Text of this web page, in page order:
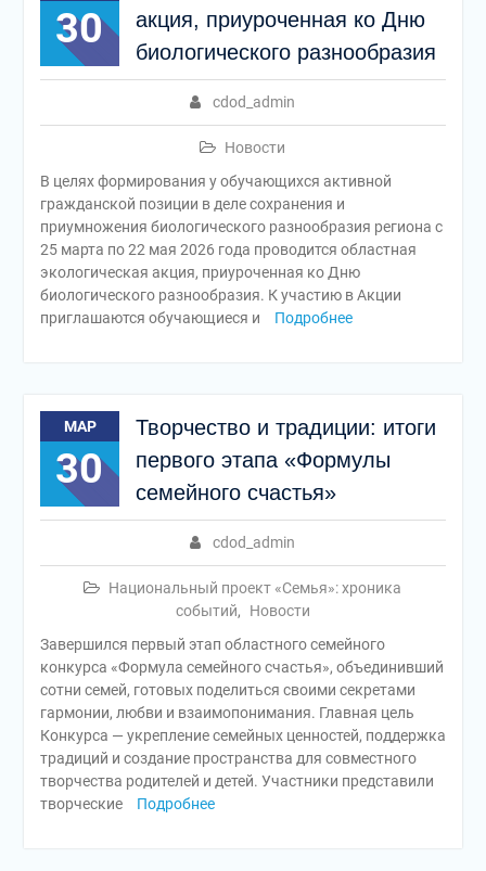
30
акция, приуроченная ко Дню
биологического разнообразия
cdod_admin
Новости
В целях формирования у обучающихся активной
гражданской позиции в деле сохранения и
приумножения биологического разнообразия региона с
25 марта по 22 мая 2026 года проводится областная
экологическая акция, приуроченная ко Дню
биологического разнообразия. К участию в Акции
приглашаются обучающиеся и
Подробнее
МАР
30
Творчество и традиции: итоги
первого этапа «Формулы
семейного счастья»
cdod_admin
Национальный проект «Семья»: хроника
событий,
Новости
Завершился первый этап областного семейного
конкурса «Формула семейного счастья», объединивший
сотни семей, готовых поделиться своими секретами
гармонии, любви и взаимопонимания. Главная цель
Конкурса — укрепление семейных ценностей, поддержка
традиций и создание пространства для совместного
творчества родителей и детей. Участники представили
творческие
Подробнее